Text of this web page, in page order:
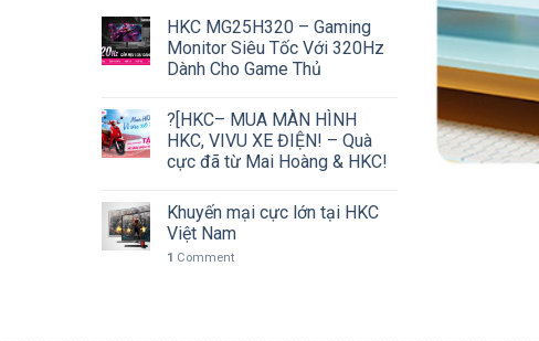
HKC MG25H320 – Gaming
Monitor Siêu Tốc Với 320Hz
Dành Cho Game Thủ
?[HKC– MUA MÀN HÌNH
HKC, VIVU XE ĐIỆN! – Quà
cực đã từ Mai Hoàng & HKC!
Khuyến mại cực lớn tại HKC
Việt Nam
1 Comment